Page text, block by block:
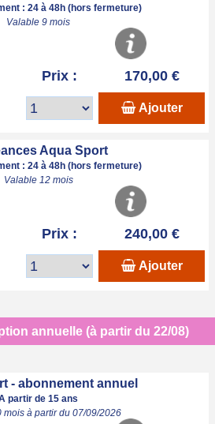
: 24 à 48h (hors fermeture)
Valable 9 mois
Prix : 170,00 €
Ajouter
Aqua Sport
: 24 à 48h (hors fermeture)
Valable 12 mois
Prix : 240,00 €
Ajouter
annuelle (à partir du 22/08)
- abonnement annuel
partir de 15 ans
mois à partir du 07/09/2026